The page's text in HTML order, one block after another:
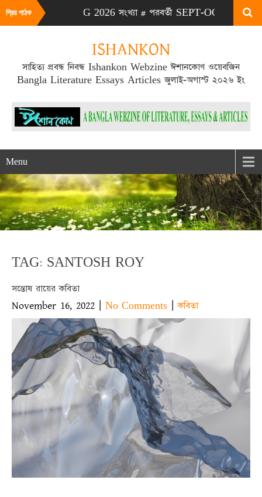
প্রিয় পাঠক
# এটা JULY-AUG 2026 সংখ্যা # পরবর্তী SEPT-OCT 2026
ISHANKON
সাহিত্য প্রবন্ধ নিবন্ধ Ishankon Webzine ঈশানকোণ ওয়েবজিন
Bangla Literature Essays Articles জুলাই-অগাস্ট ২০২৬ ইং
Menu
TAG: SANTOSH ROY
সন্তোষ রায়ের কবিতা
November 16, 2022 | No Comments |কবিতা